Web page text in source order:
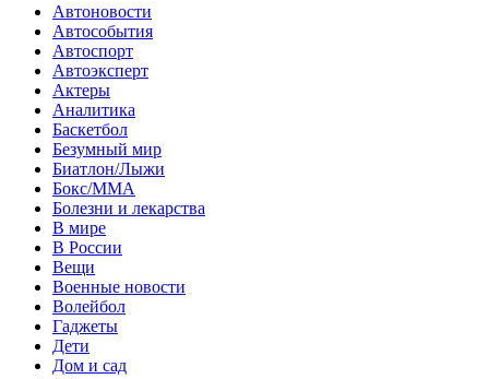
Автоновости
Автособытия
Автоспорт
Автоэксперт
Актеры
Аналитика
Баскетбол
Безумный мир
Биатлон/Лыжи
Бокс/MMA
Болезни и лекарства
В мире
В России
Вещи
Военные новости
Волейбол
Гаджеты
Дети
Дом и сад